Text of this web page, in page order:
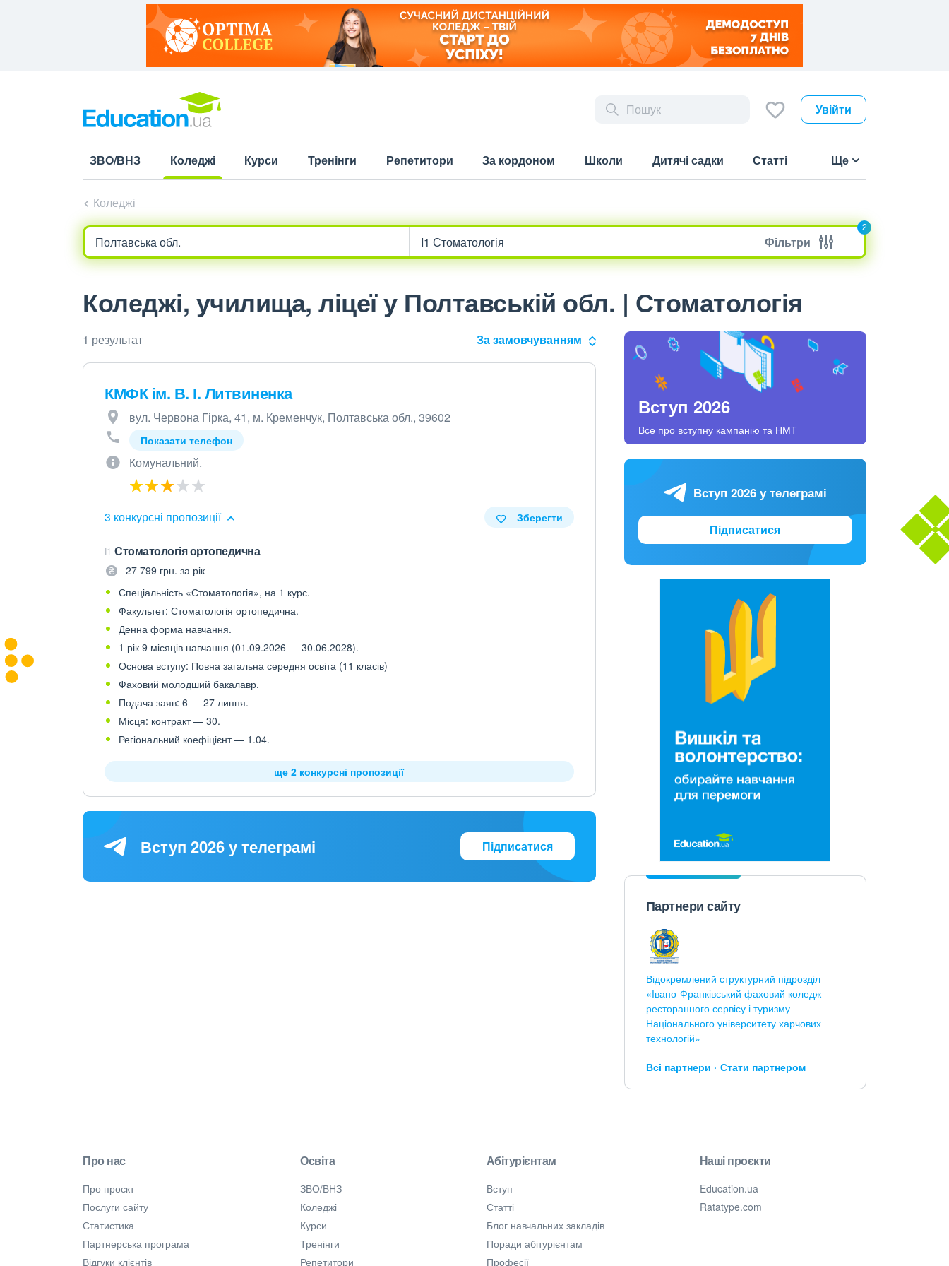
Увійти
ЗВО/ВНЗ
Коледжі
Курси Тренінги Репетитори За кордоном Школи Дитячі садки Статті Ще
Коледжі
Фільтри
2
Коледжі, училища, ліцеї у Полтавській обл. | Стоматологія
1 результат За замовчуванням
КМФК ім. В. І. Литвиненка
вул. Червона Гірка, 41, м. Кременчук, Полтавська обл., 39602
Показати телефон
Комунальний.
3 конкурсні пропозиції Зберегти
I1 Стоматологія ортопедична
27 799 грн. за рік
Спеціальність «Стоматологія», на 1 курс.
Факультет: Стоматологія ортопедична.
Денна форма навчання.
1 рік 9 місяців навчання (01.09.2026 — 30.06.2028).
Основа вступу: Повна загальна середня освіта (11 класів)
Фаховий молодший бакалавр.
Подача заяв: 6 — 27 липня.
Місця: контракт — 30.
Регіональний коефіцієнт — 1.04.
ще 2 конкурсні пропозиції
Вступ 2026 у телеграмі Підписатися
Вступ 2026
Все про вступну кампанію та НМТ
Вступ 2026 у телеграмі
Підписатися
Партнери сайту
Відокремлений структурний підрозділ
«Івано-Франківський фаховий коледж
ресторанного сервісу і туризму
Національного університету харчових
технологій»
Всі партнери Стати партнером
Про нас
Про проєкт
Послуги сайту
Статистика
Партнерська програма
Відгуки клієнтів
Освіта
ЗВО/ВНЗ
Коледжі
Курси
Тренінги
Репетитори
Абітурієнтам
Вступ
Статті
Блог навчальних закладів
Поради абітурієнтам
Професії
Наші проєкти
Education.ua
Ratatype.com